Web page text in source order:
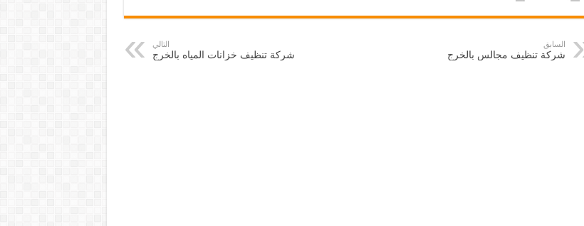
السابق
شركة تنظيف مجالس بالخرج
التالي
شركة تنظيف خزانات المياه بالخرج